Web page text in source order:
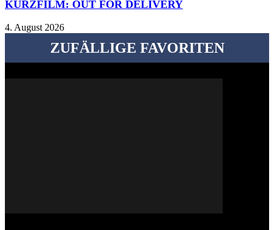
KURZFILM: OUT FOR DELIVERY
4. August 2026
ZUFÄLLIGE FAVORITEN